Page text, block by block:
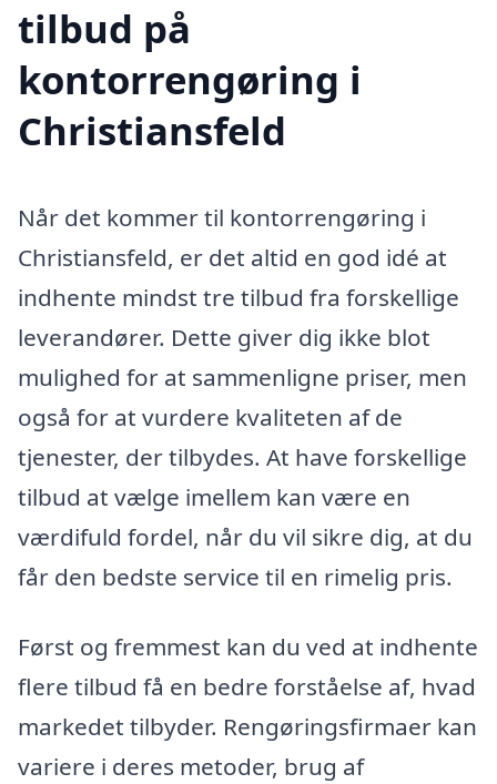
tilbud på
kontorrengøring i
Christiansfeld
Når det kommer til kontorrengøring i
Christiansfeld, er det altid en god idé at
indhente mindst tre tilbud fra forskellige
leverandører. Dette giver dig ikke blot
mulighed for at sammenligne priser, men
også for at vurdere kvaliteten af de
tjenester, der tilbydes. At have forskellige
tilbud at vælge imellem kan være en
værdifuld fordel, når du vil sikre dig, at du
får den bedste service til en rimelig pris.
Først og fremmest kan du ved at indhente
flere tilbud få en bedre forståelse af, hvad
markedet tilbyder. Rengøringsfirmaer kan
variere i deres metoder, brug af